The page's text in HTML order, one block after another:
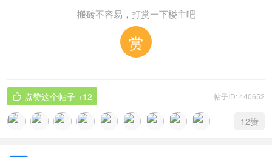
搬砖不容易，打赏一下楼主吧
赏
帖子ID: 440652
 点赞这个帖子 +12
12赞